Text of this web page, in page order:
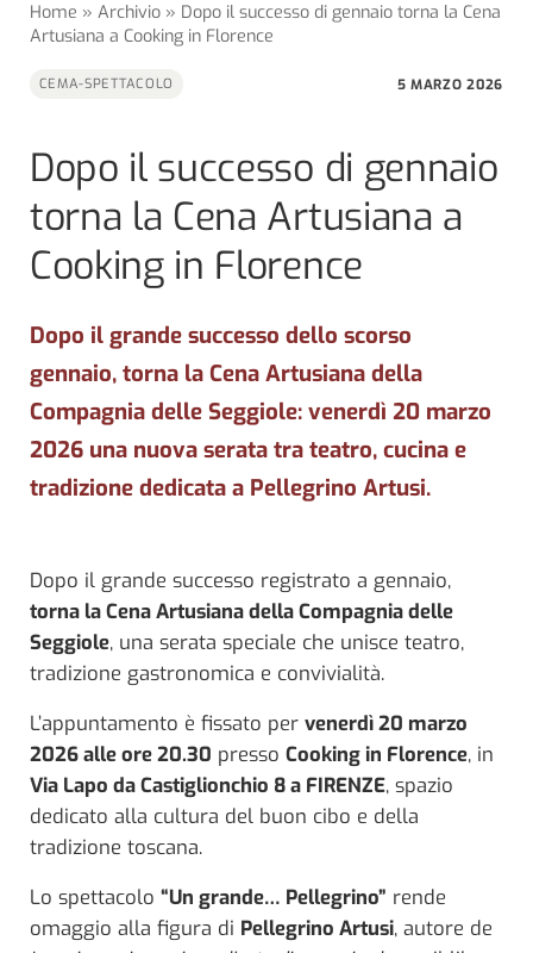
Home » Archivio» Dopo il successo di gennaio torna la Cena
Artusiana a Cooking in Florence
CEMA-SPETTACOLO 5 MARZO 2026
Dopo il successo di gennaio
torna la Cena Artusiana a
Cooking in Florence
Dopo il grande successo dello scorso
gennaio, torna la Cena Artusiana della
Compagnia delle Seggiole: venerdì 20 marzo
2026 una nuova serata tra teatro, cucina e
tradizione dedicata a Pellegrino Artusi.
Dopo il grande successo registrato a gennaio,
torna la Cena Artusiana della Compagnia delle
Seggiole, una serata speciale che unisce teatro,
tradizione gastronomica e convivialità.
L’appuntamento è fissato per venerdì 20 marzo
2026 alle ore 20.30 presso Cooking in Florence, in
Via Lapo da Castiglionchio 8 a FIRENZE, spazio
dedicato alla cultura del buon cibo e della
tradizione toscana.
Lo spettacolo “Un grande… Pellegrino” rende
omaggio alla figura di Pellegrino Artusi, autore de